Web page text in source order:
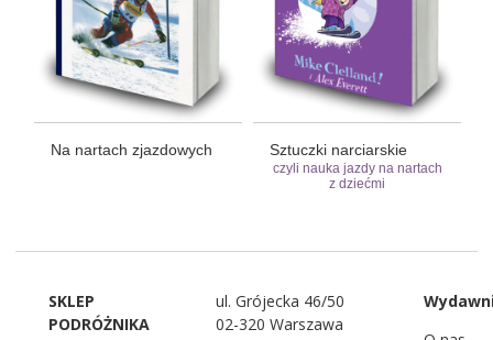
Na nartach zjazdowych Sztuczki narciarskie
czyli nauka jazdy na nartach
z dziećmi
SKLEP
PODRÓŻNIKA
ul. Grójecka 46/50
02-320 Warszawa